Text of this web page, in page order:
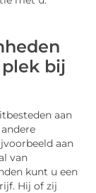
bij
aan
aan
van
kunt u een
Hij of zij